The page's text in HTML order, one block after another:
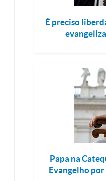
É preciso
Papa na
Evangelho por